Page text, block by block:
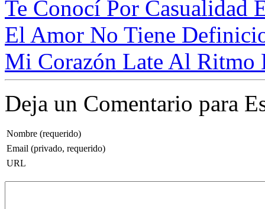
Te Conocí Por Casualidad
El Amor No Tiene
Mi Corazón Late Al Ritmo
Deja un Comentario para
Nombre (requerido)
Email (privado, requerido)
URL